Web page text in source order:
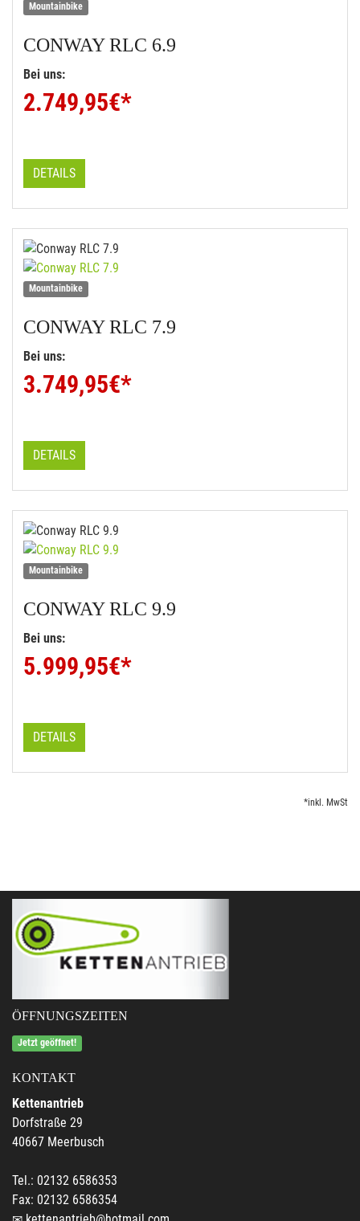
Mountainbike
CONWAYRLC 6.9
Bei uns:
2.749,95€*
DETAILS
Mountainbike
CONWAYRLC 7.9
Bei uns:
3.749,95€*
DETAILS
Mountainbike
CONWAYRLC 9.9
Bei uns:
5.999,95€*
DETAILS
*inkl. MwSt
ÖFFNUNGSZEITEN
Jetzt geöffnet!
KONTAKT
Kettenantrieb
Dorfstraße 29
40667 Meerbusch
Tel.: 02132 6586353
Fax: 02132 6586354